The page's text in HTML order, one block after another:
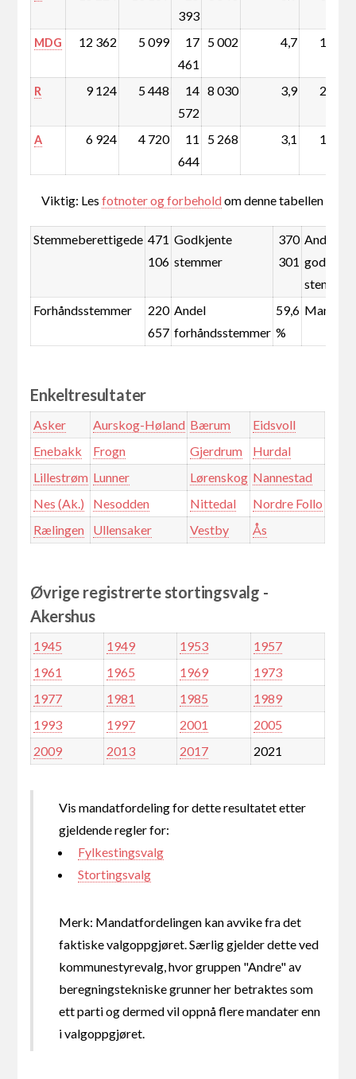
393
MDG 12 362 5 099
17
461
5 002 4,7 1,0
R 9 124 5 448
14
572
8 030 3,9 2,0
A 6 924 4 720
11
644
5 268 3,1 1,3
Viktig: Lesfotnoter og forbeholdom denne tabellen
Stemmeberettigede 471
106
Godkjente
stemmer
370
301
Andel
stemmer
Forhåndsstemmer
220
657
Andel
forhåndsstemmer
59,6
%
Enkeltresultater
Asker Aurskog-Høland Bærum
Eidsvoll
Enebakk
Frogn Gjerdrum
Hurdal
Lillestrøm Lunner Lørenskog Nannestad
Nes (Ak.)
Nesodden Nittedal
Nordre Follo
Rælingen
Ullensaker Vestby Ås
Øvrige registrerte stortingsvalg -
Akershus
1945 1949 1953
1957
1961
1965 1969
1973
1977
1981 1985
1989
1993
1997 2001
2005
2009
2013 2017 2021
Vis mandatfordeling for dette resultatet etter
gjeldende regler for:
Fylkestingsvalg
Stortingsvalg
Merk: Mandatfordelingen kan avvike fra det
faktiske valgoppgjøret. Særlig gjelder dette ved
kommunestyrevalg, hvor gruppen "Andre" av
beregningstekniske grunner her betraktes som
ett parti og dermed vil oppnå flere mandater enn
i valgoppgjøret.